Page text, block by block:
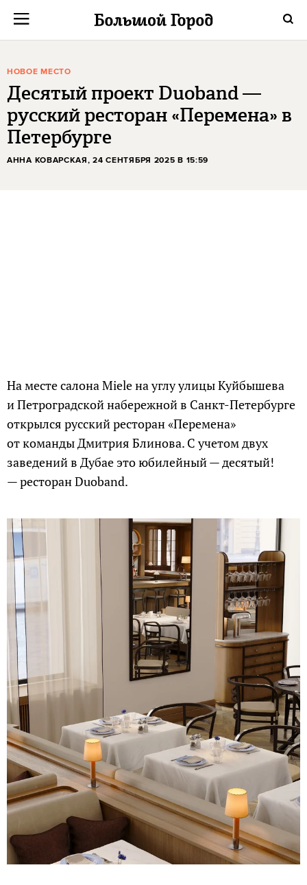
НОВОЕ МЕСТО
Десятый проект Duoband —
русский ресторан «Перемена» в
Петербурге
АННА КОВАРСКАЯ, 24 СЕНТЯБРЯ 2025 В 15:59
На месте салона Miele на углу улицы Куйбышева
и Петроградской набережной в Санкт-Петербурге
открылся русский ресторан «Перемена»
от команды Дмитрия Блинова. С учетом двух
заведений в Дубае это юбилейный — десятый!
— ресторан Duoband.